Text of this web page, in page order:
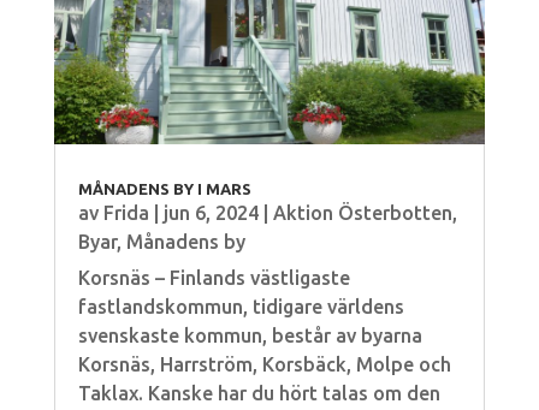
MÅNADENS BY I MARS
av Frida jun 6, 2024| Aktion Österbotten,
Byar, Månadens by
Korsnäs – Finlands västligaste
fastlandskommun, tidigare världens
svenskaste kommun, består av byarna
Korsnäs, Harrström, Korsbäck, Molpe och
Taklax. Kanske har du hört talas om den